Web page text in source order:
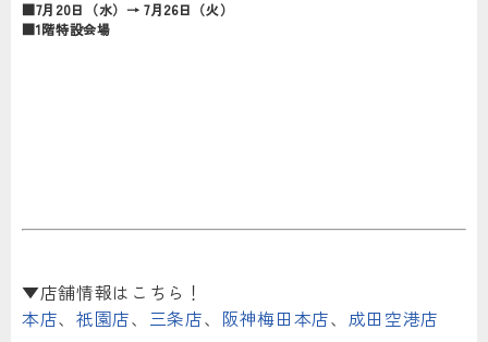
■7月20日（水）→ 7月26日（火）
■1階特設会場
▼店舗情報はこちら！
本店、 祇園店、 三条店、 阪神梅田本店、 成田空港店